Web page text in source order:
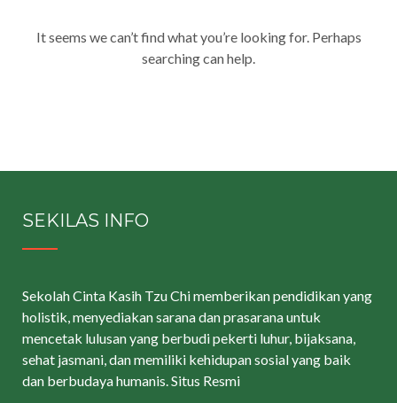
It seems we can’t find what you’re looking for. Perhaps
searching can help.
SEKILAS INFO
Sekolah Cinta Kasih Tzu Chi memberikan pendidikan yang
holistik, menyediakan sarana dan prasarana untuk
mencetak lulusan yang berbudi pekerti luhur, bijaksana,
sehat jasmani, dan memiliki kehidupan sosial yang baik
dan berbudaya humanis.Situs Resmi